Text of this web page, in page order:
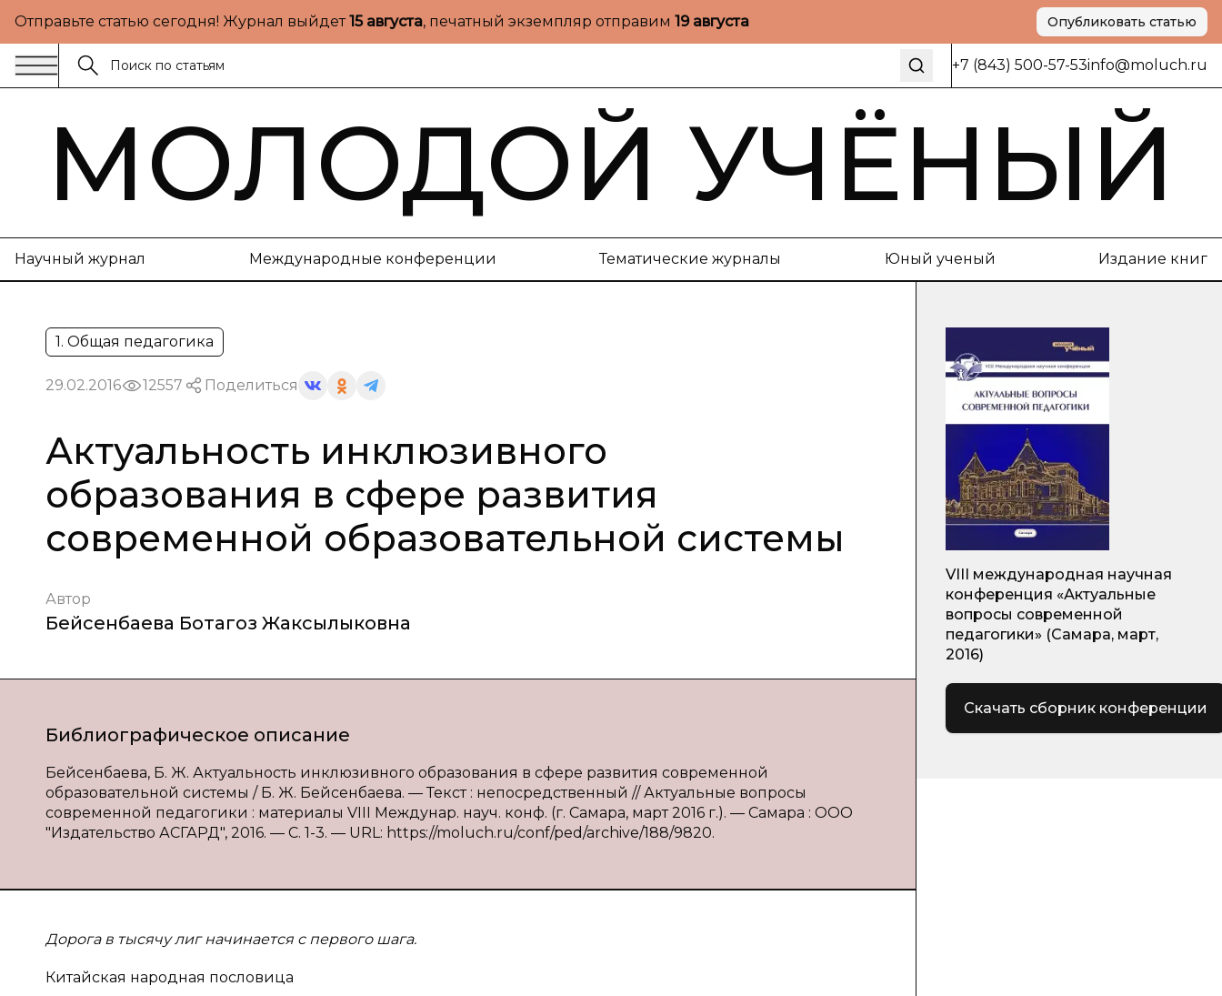
Отправьте статью сегодня! Журнал выйдет15 августа, печатный экземпляр отправим 19 августа Опубликовать статью
+7 (843) 500-57-53info@moluch.ru
МОЛОДОЙ УЧЁНЫЙ
Научный журнал Международные конференции Тематические журналы Юный ученый Издание книг
1. Общая педагогика
29.02.2016 12557 Поделиться
Актуальность инклюзивного
образования в сфере развития
современной образовательной системы
Автор
Бейсенбаева Ботагоз Жаксылыковна
Библиографическое описание
Бейсенбаева, Б. Ж. Актуальность инклюзивного образования в сфере развития современной
образовательной системы / Б. Ж. Бейсенбаева. — Текст : непосредственный // Актуальные вопросы
современной педагогики : материалы VIII Междунар. науч. конф. (г. Самара, март 2016 г.). — Самара : ООО
"Издательство АСГАРД", 2016. — С. 1-3. — URL: https://moluch.ru/conf/ped/archive/188/9820.
Дорога в тысячу лиг начинается с первого шага.
Китайская народная пословица
VIII международная научная
конференция «Актуальные
вопросы современной
педагогики» (Самара, март,
2016)
Скачать сборник конференции